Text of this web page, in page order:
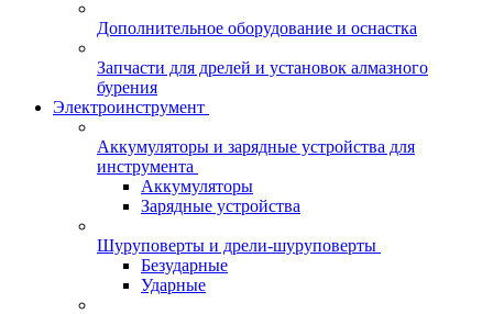
Дополнительное оборудование и оснастка
Запчасти для дрелей и установок алмазного
бурения
Электроинструмент
Аккумуляторы и зарядные устройства для
инструмента
Аккумуляторы
Зарядные устройства
Шуруповерты и дрели-шуруповерты
Безударные
Ударные